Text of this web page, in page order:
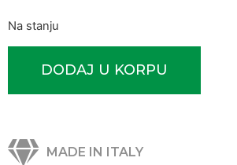
Na stanju
DODAJ U KORPU
MADE IN ITALY